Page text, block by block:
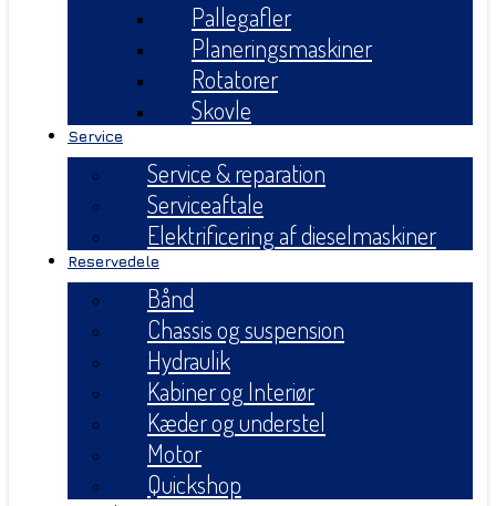
Pallegafler
Planeringsmaskiner
Rotatorer
Skovle
Service
Service & reparation
Serviceaftale
Elektrificering af dieselmaskiner
Reservedele
Bånd
Chassis og suspension
Hydraulik
Kabiner og Interiør
Kæder og understel
Motor
Quickshop